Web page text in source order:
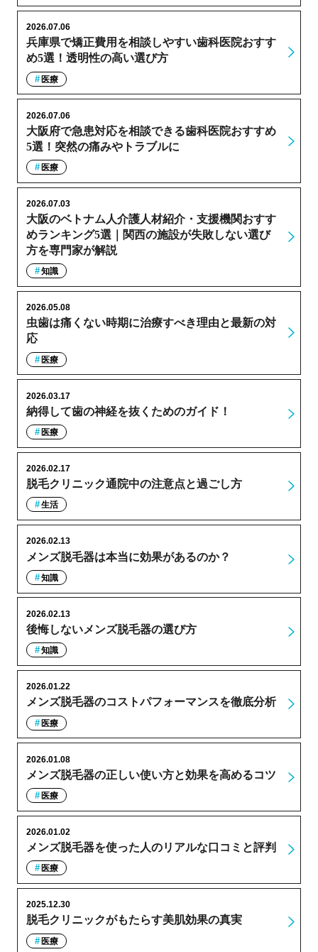
兵庫県で矯正費用を相談しやすい歯科医院おすす
め5選！透明性の高い選び方
2026.07.06
医療
大阪府で急患対応を相談できる歯科医院おすすめ
5選！突然の痛みやトラブルに
2026.07.06
医療
大阪のベトナム人介護人材紹介・支援機関おすす
めランキング5選｜関西の施設が失敗しない選び
方を専門家が解説
2026.07.03
知識
虫歯は痛くない時期に治療すべき理由と最新の対
応
2026.05.08
医療
納得して歯の神経を抜くためのガイド！
2026.03.17
医療
脱毛クリニック通院中の注意点と過ごし方
2026.02.17
生活
メンズ脱毛器は本当に効果があるのか？
2026.02.13
知識
後悔しないメンズ脱毛器の選び方
2026.02.13
知識
メンズ脱毛器のコストパフォーマンスを徹底分析
2026.01.22
医療
メンズ脱毛器の正しい使い方と効果を高めるコツ
2026.01.08
医療
メンズ脱毛器を使った人のリアルな口コミと評判
2026.01.02
医療
脱毛クリニックがもたらす美肌効果の真実
2025.12.30
医療